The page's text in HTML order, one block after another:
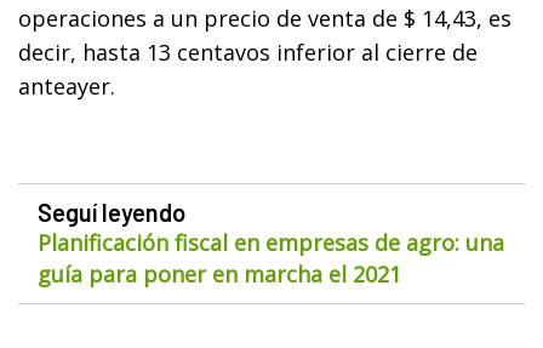
operaciones a un precio de venta de $ 14,43, es
decir, hasta 13 centavos inferior al cierre de
anteayer.
Seguí leyendo
Planificación fiscal en empresas de agro: una
guía para poner en marcha el 2021